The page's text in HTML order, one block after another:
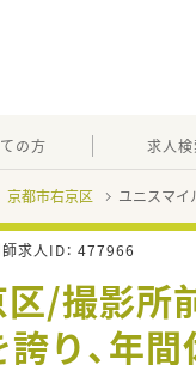
の方 求人検
京都市右京区 ユニスマ
求人ID： 477966
区/撮影
誇り、年